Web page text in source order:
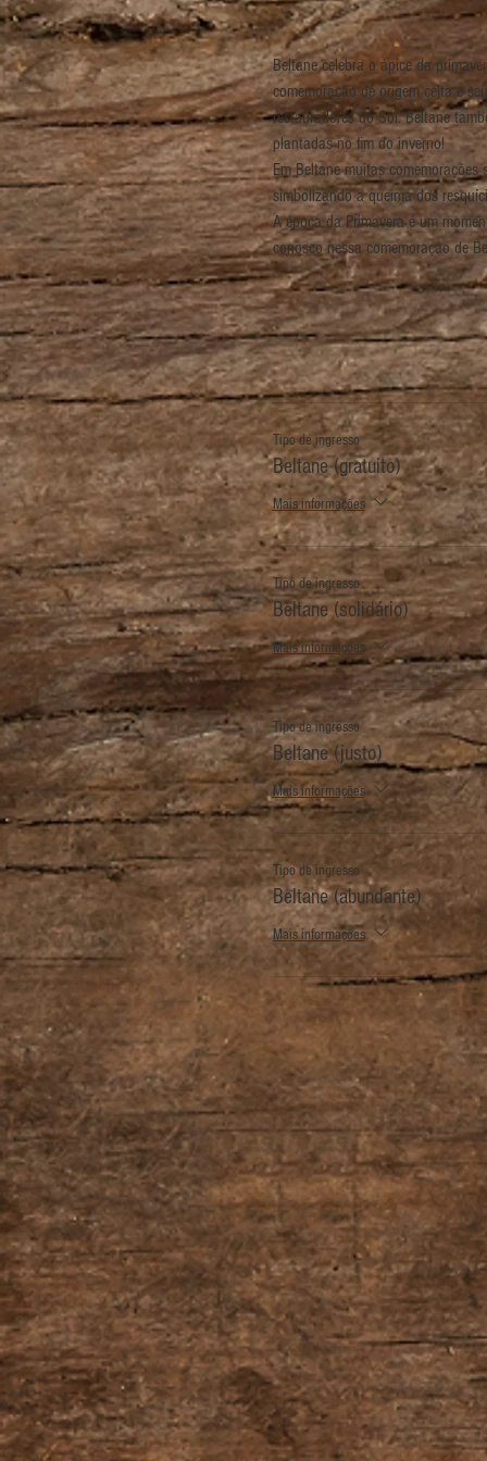
Beltane celebra o ápice da
comemoração de origem celta e
restauradores do Sol. Beltane
plantadas no fim do inverno!
Em Beltane muitas
simbolizando a queima dos
A época da Primavera é um
conosco nessa comemoração de
Tipo de ingresso
Beltane (gratuito)
Mais informações
Tipo de ingresso
Beltane (solidário)
Mais informações
Tipo de ingresso
Beltane (justo)
Mais informações
Tipo de ingresso
Beltane (abundante)
Mais informações